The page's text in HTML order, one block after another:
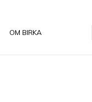
OM BIRKA